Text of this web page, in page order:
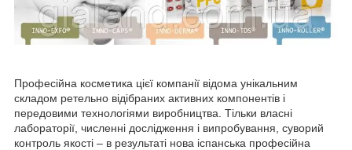
Професійна косметика цієї компанії відома унікальним
складом ретельно відібраних активних компонентів і
передовими технологіями виробництва. Тільки власні
лабораторії, численні дослідження і випробування, суворий
контроль якості – в результаті нова іспанська професійна